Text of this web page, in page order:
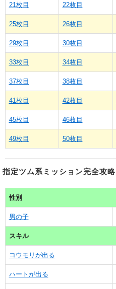
21枚目 22枚目
25枚目 26枚目
29枚目 30枚目
33枚目 34枚目
37枚目 38枚目
41枚目 42枚目
45枚目 46枚目
49枚目 50枚目
指定ツム系ミッション完全攻略
性別
男の子
スキル
コウモリが出る
ハートが出る